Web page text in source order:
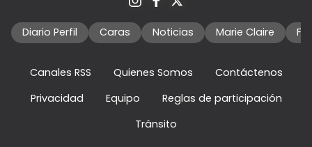
Diario Perfil Caras Noticias Marie Claire
Canales RSS Quienes Somos
Contáctenos
Privacidad
Equipo
Reglas de participación
Tránsito